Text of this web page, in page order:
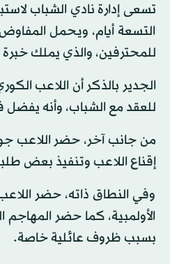
تسعى إدارة نادي الشباب
التسعة أيام، ويحمل
للمحترفين، والذي يملك
الجدير بالذكر أن اللاعب
للعقد مع الشباب، وأنه
من جانب آخر، حضر اللاعب
إقناع اللاعب وتنفيذ بعض
وفي النطاق ذاته، حضر
الأولمبية، كما حضر المهاجم
بسبب ظروف عائلية خاصة.